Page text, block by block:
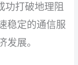
功打破地理阻
稳定的通信服
发展。